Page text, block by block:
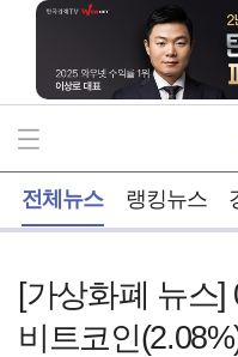
전체뉴스 랭킹뉴스
[가상화폐 뉴스]
비트코인